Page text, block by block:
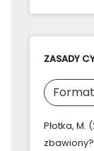
ZASADY
Płotka,